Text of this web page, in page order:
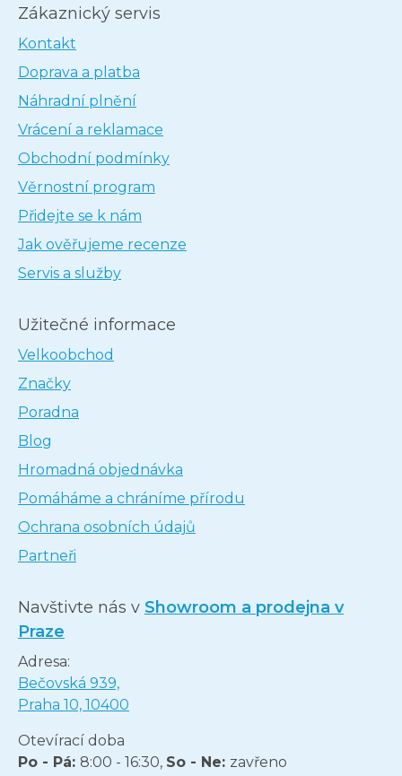
Zákaznický servis
Kontakt
Doprava a platba
Náhradní plnění
Vrácení a reklamace
Obchodní podmínky
Věrnostní program
Přidejte se k nám
Jak ověřujeme recenze
Servis a služby
Užitečné informace
Velkoobchod
Značky
Poradna
Blog
Hromadná objednávka
Pomáháme a chráníme přírodu
Ochrana osobních údajů
Partneři
Navštivte nás v Showroom a prodejna v
Praze
Adresa:
Bečovská 939,
Praha 10, 10400
Otevírací doba
Po - Pá: 8:00 - 16:30, So - Ne: zavřeno